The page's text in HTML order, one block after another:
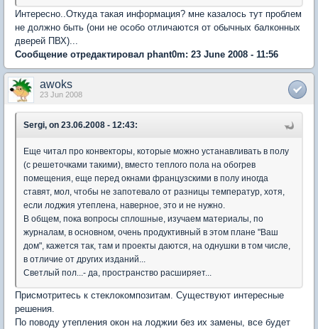
Интересно..Откуда такая информация? мне казалось тут проблем
не должно быть (они не особо отличаются от обычных балконных
дверей ПВХ)...
Сообщение отредактировал phant0m: 23 June 2008 - 11:56
awoks
23 Jun 2008
Sergi, on 23.06.2008 - 12:43:
Еще читал про конвекторы, которые можно устанавливать в полу
(с решеточками такими), вместо теплого пола на обогрев
помещения, еще перед окнами французскими в полу иногда
ставят, мол, чтобы не запотевало от разницы температур, хотя,
если лоджия утеплена, наверное, это и не нужно.
В общем, пока вопросы сплошные, изучаем материалы, по
журналам, в основном, очень продуктивный в этом плане "Ваш
дом", кажется так, там и проекты даются, на однушки в том числе,
в отличие от других изданий...
Светлый пол...- да, пространство расширяет...
Присмотритесь к стеклокомпозитам. Существуют интересные
решения.
По поводу утепления окон на лоджии без их замены, все будет